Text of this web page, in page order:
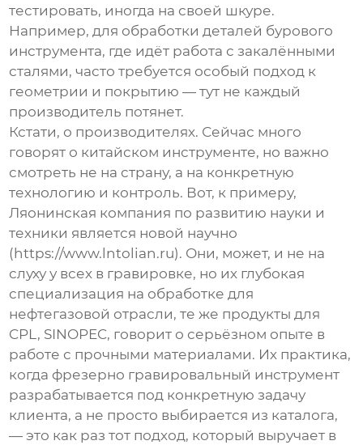
тестировать, иногда на своей шкуре.
Например, для обработки деталей бурового
инструмента, где идёт работа с закалёнными
сталями, часто требуется особый подход к
геометрии и покрытию — тут не каждый
производитель потянет.
Кстати, о производителях. Сейчас много
говорят о китайском инструменте, но важно
смотреть не на страну, а на конкретную
технологию и контроль. Вот, к примеру,
Ляонинская компания по развитию науки и
техники является новой научно
( https://www.lntolian.ru). Они, может, и не на
слуху у всех в гравировке, но их глубокая
специализация на обработке для
нефтегазовой отрасли, те же продукты для
CPL, SINOPEC, говорит о серьёзном опыте в
работе с прочными материалами. Их практика,
когда фрезерно гравировальный инструмент
разрабатывается под конкретную задачу
клиента, а не просто выбирается из каталога,
— это как раз тот подход, который выручает в